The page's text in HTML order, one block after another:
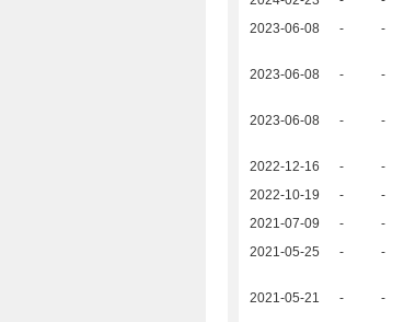
2023-06-08
- -
2023-06-08
- -
2023-06-08
- -
2022-12-16
- -
2022-10-19
- -
2021-07-09
- -
2021-05-25
- -
2021-05-21
- -